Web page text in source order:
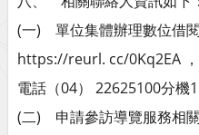
(一) 單位集體辦理數位借
https://reurl. cc/0Kq2EA ，
電話（04） 22625100分機
(二) 申請參訪導覽服務相